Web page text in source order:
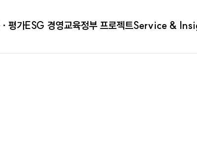
평가ESG 경영교육정부 프로젝트Service &